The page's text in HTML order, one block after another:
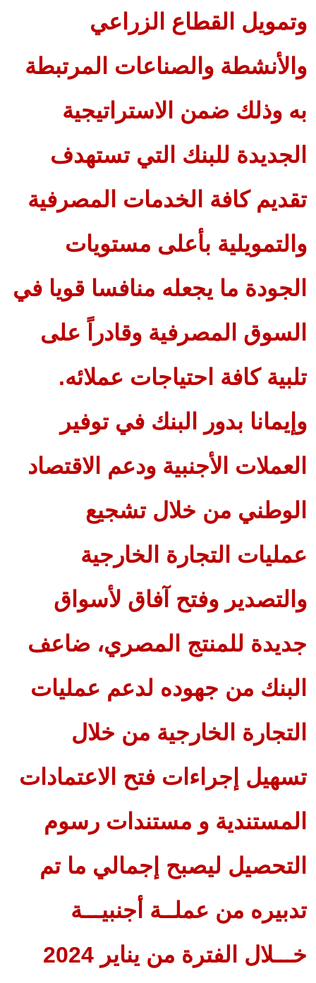
وتمويل القطاع الزراعي
والأنشطة والصناعات المرتبطة
به وذلك ضمن الاستراتيجية
الجديدة للبنك التي تستهدف
تقديم كافة الخدمات المصرفية
والتمويلية بأعلى مستويات
الجودة ما يجعله منافسا قويا في
السوق المصرفية وقادراً على
تلبية كافة احتياجات عملائه.
وإيمانا بدور البنك في توفير
العملات الأجنبية ودعم الاقتصاد
الوطني من خلال تشجيع
عمليات التجارة الخارجية
والتصدير وفتح آفاق لأسواق
جديدة للمنتج المصري، ضاعف
البنك من جهوده لدعم عمليات
التجارة الخارجية من خلال
تسهيل إجراءات فتح الاعتمادات
المستندية و مستندات رسوم
التحصيل ليصبح إجمالي ما تم
تدبيره من عملــة أجنبيـــة
خـــلال الفترة من يناير 2024